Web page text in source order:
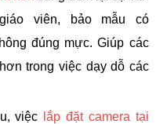
viên, bảo mẫu có
đúng mực. Giúp các
trong việc dạy dỗ các
việc
lắp đặt camera tại